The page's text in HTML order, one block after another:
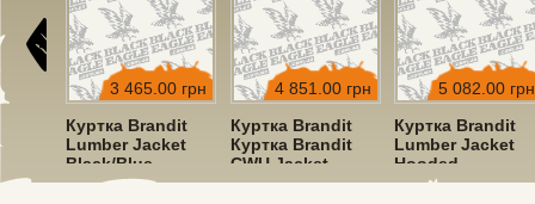
грн
3 465.00 грн
Куртка Brandit
Lumber Jacket
Black/Blue
4 851.00 грн
Куртка Brandit
Куртка Brandit
CWU Jacket
Hooded Olive
5 082.00 грн
Куртка Brandit
Lumber Jacket
Hooded
Red/Black